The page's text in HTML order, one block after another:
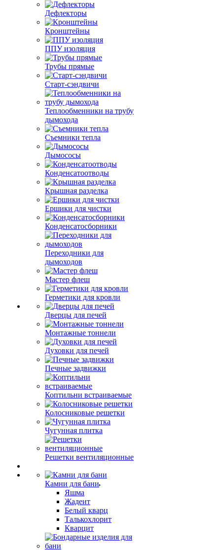
Дефлекторы
Кронштейны
ППУ изоляция
Трубы прямые
Старт-сэндвичи
Теплообменники на трубу
дымохода
Съемники тепла
Дымососы
Конденсатоотводы
Крышная разделка
Ершики для чистки
Конденсатосборники
Переходники для
дымоходов
Мастер флеш
Герметики для кровли
Дверцы для печей
Монтажные тоннели
Духовки для печей
Печные задвижки
Коптильни встраиваемые
Колосниковые решетки
Чугунная плитка
Решетки вентиляционные
Камни для бани
Яшма
Жадеит
Белый кварц
Талькохлорит
Кварцит